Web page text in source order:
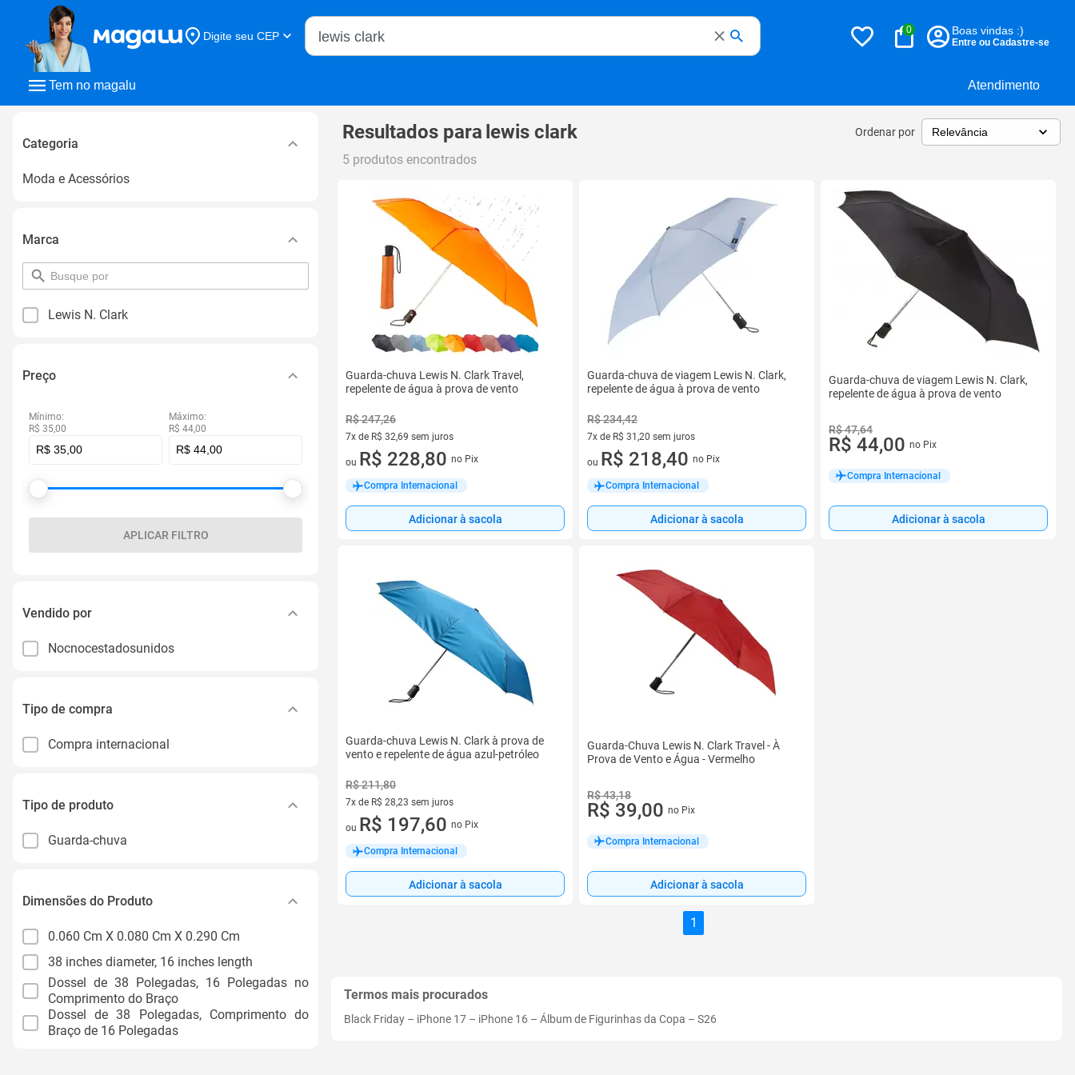
Tem no magalu Atendimento
Digite seu CEP
Buscar no Magalu
0 Boas vindas :)
Entre ou Cadastre-se
Categoria
Moda e Acessórios
Marca
pesquisar
por
Lewis N. Clark
Preço
Mínimo:
R$ 35,00
Máximo:
R$ 44,00
APLICAR FILTRO
Vendido por
Nocnocestadosunidos
Tipo de compra
Compra internacional
Tipo de produto
Guarda-chuva
Dimensões do Produto
0.060 Cm X 0.080 Cm X 0.290 Cm
38 inches diameter, 16 inches length
Dossel de 38 Polegadas, 16 Polegadas no
Comprimento do Braço
Dossel de 38 Polegadas, Comprimento do
Braço de 16 Polegadas
Resultados para lewis clark Ordenar por
5 produtos encontrados
Guarda-chuva Lewis N. Clark Travel,
repelente de água à prova de vento
R$ 247,26
7x de R$ 32,69 sem juros
7 vez de R$ 32,69 sem juros
ou R$ 228,80 no Pix
Compra Internacional
Adicionar à sacola
Guarda-chuva de viagem Lewis N. Clark,
repelente de água à prova de vento
R$ 234,42
7x de R$ 31,20 sem juros
7 vez de R$ 31,20 sem juros
ou R$ 218,40 no Pix
Compra Internacional
Adicionar à sacola
Guarda-chuva de viagem Lewis N. Clark,
repelente de água à prova de vento
R$ 47,64
R$ 44,00 no Pix
Compra Internacional
Adicionar à sacola
Guarda-chuva Lewis N. Clark à prova de
vento e repelente de água azul-petróleo
R$ 211,80
7x de R$ 28,23 sem juros
7 vez de R$ 28,23 sem juros
ou R$ 197,60 no Pix
Compra Internacional
Adicionar à sacola
Guarda-Chuva Lewis N. Clark Travel - À
Prova de Vento e Água - Vermelho
R$ 43,18
R$ 39,00 no Pix
Compra Internacional
Adicionar à sacola
1
Termos mais procurados
Black Friday – iPhone 17 – iPhone 16 – Álbum de Figurinhas da Copa – S26